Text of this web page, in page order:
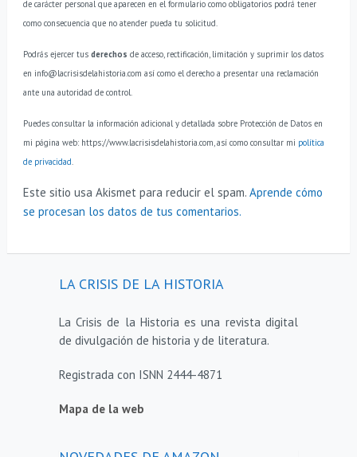
de carácter personal que aparecen en el formulario como obligatorios podrá tener
como consecuencia que no atender pueda tu solicitud.
Podrás ejercer tus derechos de acceso, rectificación, limitación y suprimir los datos
en info@lacrisisdelahistoria.com así como el derecho a presentar una reclamación
ante una autoridad de control.
Puedes consultar la información adicional y detallada sobre Protección de Datos en
mi página web: https://www.lacrisisdelahistoria.com, así como consultar mi política
de privacidad
Este sitio usa Akismet para reducir el spam. Aprende cómo
se procesan los datos de tus comentarios.
LA CRISIS DE LA HISTORIA
La Crisis de la Historia es una revista digital
de divulgación de historia y de literatura.
Registrada con ISNN 2444-4871
Mapa de la web